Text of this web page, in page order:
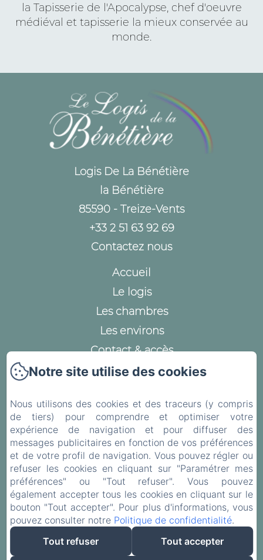
la Tapisserie de l'Apocalypse, chef d'oeuvre
médiéval et tapisserie la mieux conservée au
monde.
Logis De La Bénétière
la Bénétière
85590 - Treize-Vents
+33 2 51 63 92 69
Contactez nous
Accueil
Le logis
Les chambres
Les environs
Contact & accès
Mentions légales
Informations légales
Informations sur les cookies
EN FR
Créé par Amenitiz
Notre site utilise des cookies
Nous utilisons des cookies et des traceurs (y compris
de tiers) pour comprendre et optimiser votre
expérience de navigation et pour diffuser des
messages publicitaires en fonction de vos préférences
et de votre profil de navigation. Vous pouvez régler ou
refuser les cookies en cliquant sur "Paramétrer mes
préférences" ou "Tout refuser". Vous pouvez
également accepter tous les cookies en cliquant sur le
bouton "Tout accepter". Pour plus d'informations, vous
pouvez consulter notre Politique de confidentialité.
Tout refuser
Tout accepter